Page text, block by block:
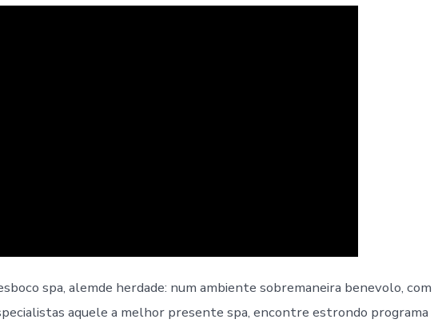
spa, alemde herdade: num ambiente sobremaneira benevolo, com
aquele a melhor presente spa, encontre estrondo programa